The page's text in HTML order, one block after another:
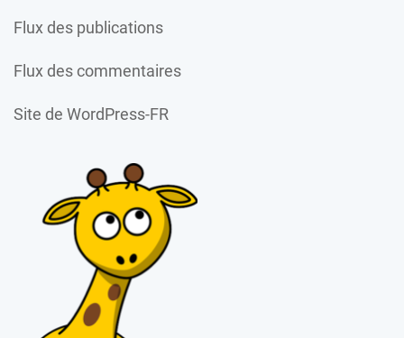
Flux des publications
Flux des commentaires
Site de WordPress-FR